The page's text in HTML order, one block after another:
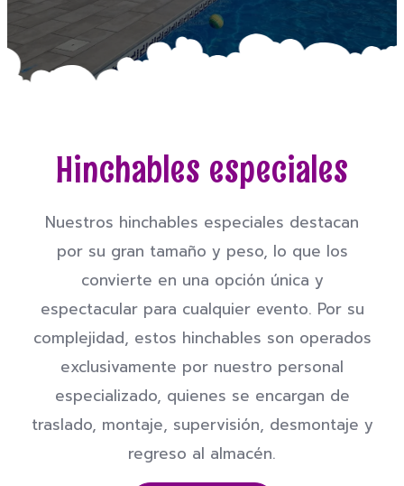
Hinchables especiales
Nuestros hinchables especiales destacan
por su gran tamaño y peso, lo que los
convierte en una opción única y
espectacular para cualquier evento. Por su
complejidad, estos hinchables son operados
exclusivamente por nuestro personal
especializado, quienes se encargan de
traslado, montaje, supervisión, desmontaje y
regreso al almacén.